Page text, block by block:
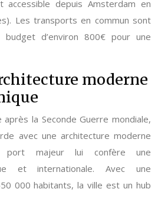
accessible depuis Amsterdam en
Les transports en commun sont
budget d’environ 800€ pour une
moderne
la Seconde Guerre mondiale,
avec une architecture moderne
port majeur lui confère une
et internationale. Avec une
000 habitants, la ville est un hub